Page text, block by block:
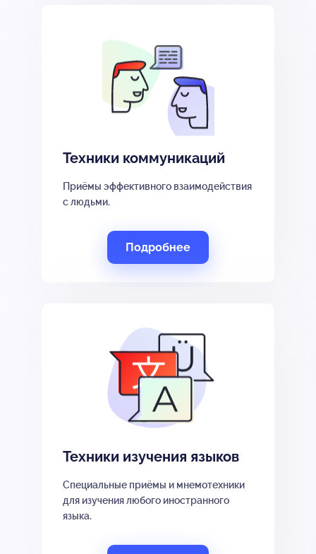
Техники коммуникаций
Приёмы эффективного взаимодействия
с людьми.
Подробнее
Техники изучения языков
Специальные приёмы и мнемотехники
для изучения любого иностранного
языка.